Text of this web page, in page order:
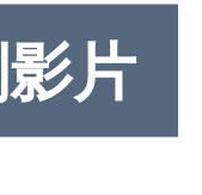
片